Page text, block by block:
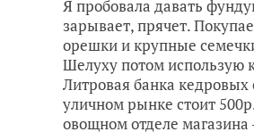
Ответить ✿
user_7878_SveKle
Светлана Кл
Голицыно